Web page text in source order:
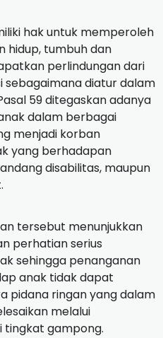
hak untuk memperoleh
hidup, tumbuh dan
perlindungan dari
sebagaimana diatur dalam
59 ditegaskan adanya
dalam berbagai
menjadi korban
yang berhadapan
disabilitas, maupun
tersebut menunjukkan
perhatian serius
sehingga penanganan
anak tidak dapat
pidana ringan yang dalam
melalui
tingkat gampong.